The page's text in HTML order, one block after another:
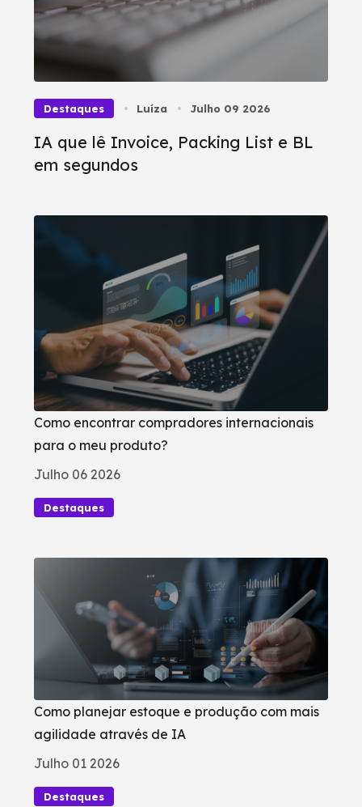
Destaques Luíza Julho 09 2026
IA que lê Invoice, Packing List e BL
em segundos
Como encontrar compradores internacionais
para o meu produto?
Julho 06 2026
Destaques
Como planejar estoque e produção com mais
agilidade através de IA
Julho 01 2026
Destaques